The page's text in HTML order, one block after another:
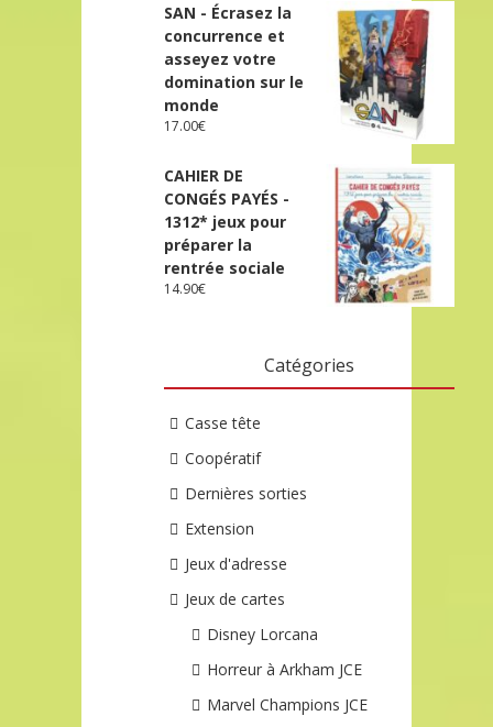
SAN - Écrasez la
concurrence et
asseyez votre
domination sur le
monde
17.00€
CAHIER DE
CONGÉS PAYÉS -
1312* jeux pour
préparer la
rentrée sociale
14.90€
Catégories
Casse tête
Coopératif
Dernières sorties
Extension
Jeux d'adresse
Jeux de cartes
Disney Lorcana
Horreur à Arkham JCE
Marvel Champions JCE